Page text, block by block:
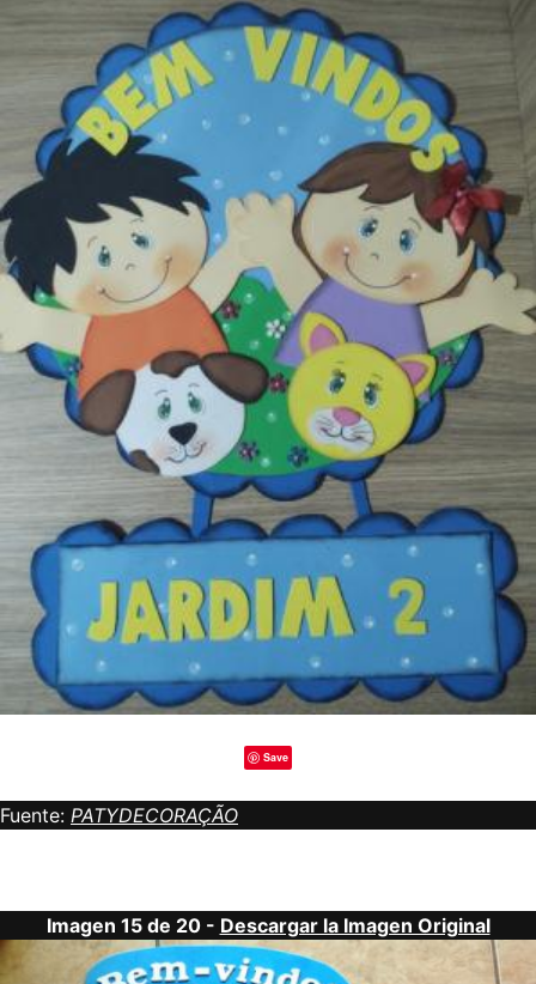
Save
Fuente: PATYDECORAÇÃO
Imagen 15 de 20 - Descargar la Imagen Original